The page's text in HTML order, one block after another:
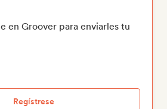
en Groover para enviarles tu
Regístrese